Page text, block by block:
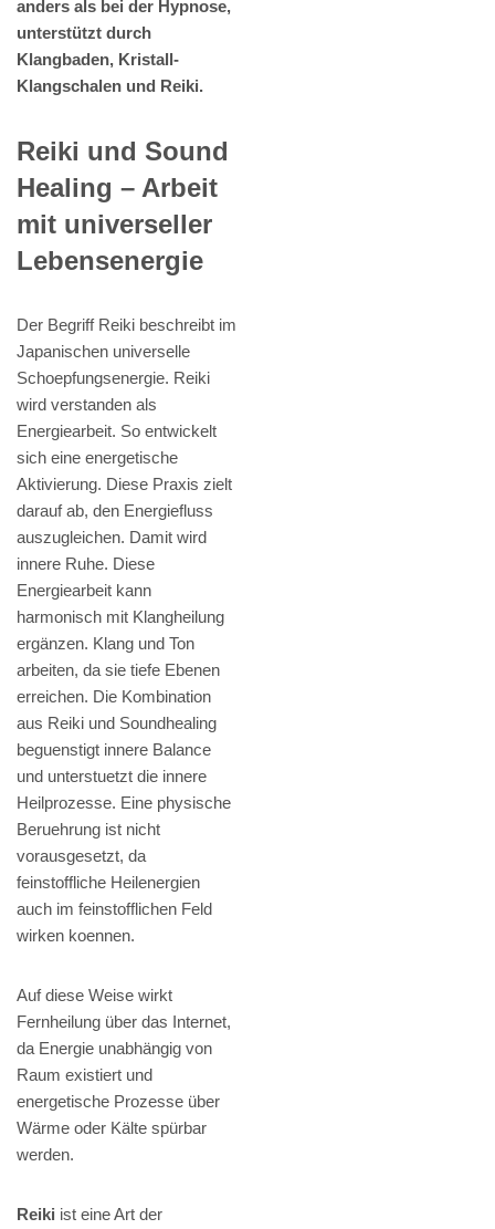
anders als bei der Hypnose,
unterstützt durch
Klangbaden, Kristall-
Klangschalen und Reiki.
Reiki und Sound
Healing – Arbeit
mit universeller
Lebensenergie
Der Begriff Reiki beschreibt im
Japanischen universelle
Schoepfungsenergie. Reiki
wird verstanden als
Energiearbeit. So entwickelt
sich eine energetische
Aktivierung. Diese Praxis zielt
darauf ab, den Energiefluss
auszugleichen. Damit wird
innere Ruhe. Diese
Energiearbeit kann
harmonisch mit Klangheilung
ergänzen. Klang und Ton
arbeiten, da sie tiefe Ebenen
erreichen. Die Kombination
aus Reiki und Soundhealing
beguenstigt innere Balance
und unterstuetzt die innere
Heilprozesse. Eine physische
Beruehrung ist nicht
vorausgesetzt, da
feinstoffliche Heilenergien
auch im feinstofflichen Feld
wirken koennen.
Auf diese Weise wirkt
Fernheilung über das Internet,
da Energie unabhängig von
Raum existiert und
energetische Prozesse über
Wärme oder Kälte spürbar
werden.
Reiki ist eine Art der